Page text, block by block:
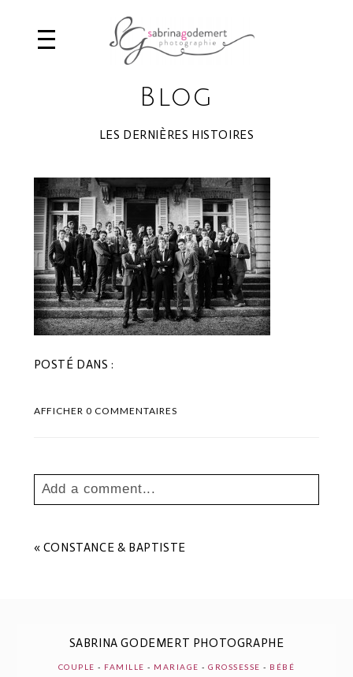
Blog
LES DERNIÈRES HISTOIRES
POSTÉ DANS :
AFFICHER0 COMMENTAIRES
Add a comment...
Les champs marqués sont requis *
« CONSTANCE & BAPTISTE
SABRINA GODEMERT PHOTOGRAPHE
COUPLE - FAMILLE - MARIAGE -GROSSESSE - BÉBÉ